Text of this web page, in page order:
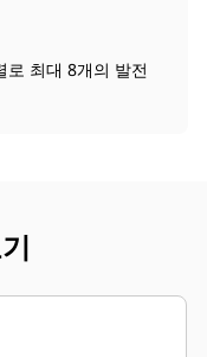
로 최대 8개의 발전